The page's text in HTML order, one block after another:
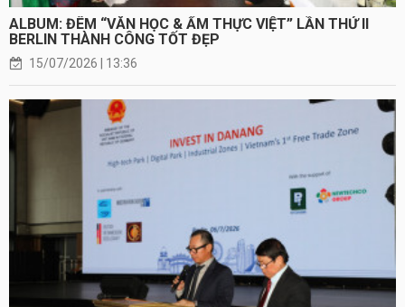
ALBUM: ĐÊM “VĂN HỌC & ẨM THỰC VIỆT” LẦN THỨ II
BERLIN THÀNH CÔNG TỐT ĐẸP
15/07/2026 | 13:36